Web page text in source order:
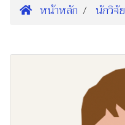
หน้าหลัก นักวิจัย